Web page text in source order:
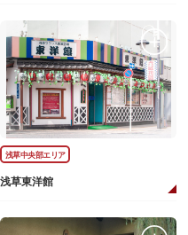
浅草中央部エリア
浅草東洋館